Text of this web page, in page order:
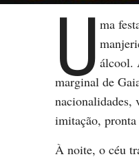
Uma
álcool.
marginal de
nacionalidades,
imitação,
À noite, o céu